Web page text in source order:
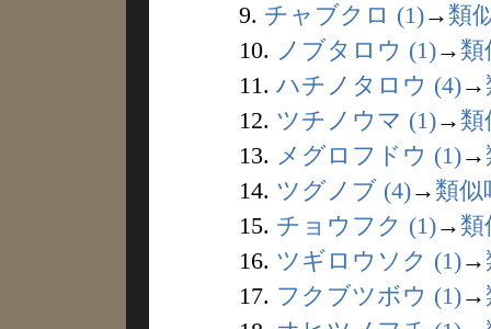
9. チャブクロ (1)→ 類
10. ノブタロウ (1)→ 類
11. ハチノタロウ (4)→
12. ツチノウマ (1)→ 類
13. メグロフドウ (1)→
14. ツグノブ (4)→ 類似
15. チョウフク (1)→ 類
16. ツギロウソク (1)→
17. フクブツボウ (1)→